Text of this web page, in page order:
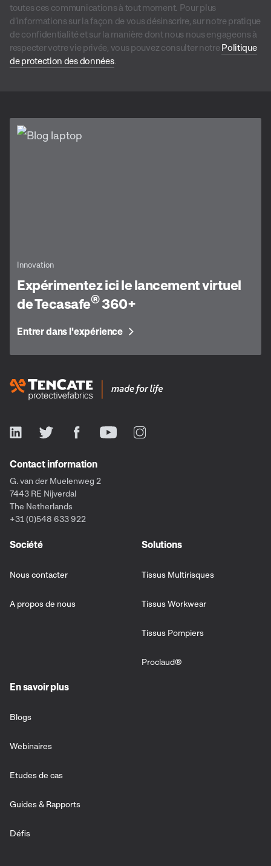
toutes ces communications à tout moment. Pour plus
d’informations sur la façon de vous désinscrire, sur notre pratique
de confidentialité et sur la manière dont nous nous engageons à
respecter votre vie privée, vous pouvez consulter notre Politique
de protection des données.
Innovation
Expérimentez ici le lancement virtuel
de Tecasafe®360+
Entrer dans l'expérience
Contact information
G. van der Muelenweg 2
7443 RE Nijverdal
The Netherlands
+31 (0)548 633 922
Société
Nous contacter
A propos de nous
Solutions
Tissus Multirisques
Tissus Workwear
Tissus Pompiers
Proclaud®
En savoir plus
Blogs
Webinaires
Etudes de cas
Guides & Rapports
Défis